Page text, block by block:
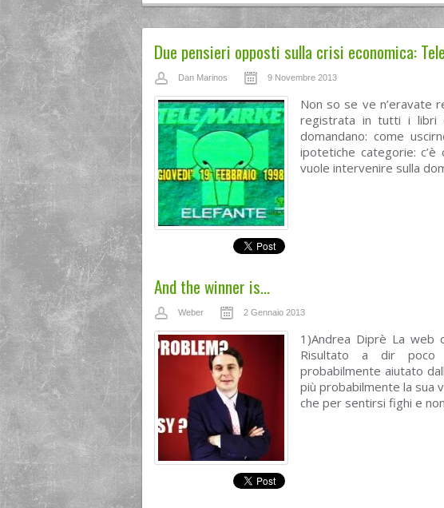
Due pensieri opposti sulla crisi economica:
Dan Marinos 9 Novembre 2013
Non so se ve n’eravate
registrata in tutti i libri
domandano: come
ipotetiche categorie: c’è
vuole intervenire sulla
And the winner is…
Weber 2 Gennaio 2013
1)Andrea Diprè La web
Risultato a dir poco
probabilmente aiutato
più probabilmente la
che per sentirsi fighi e